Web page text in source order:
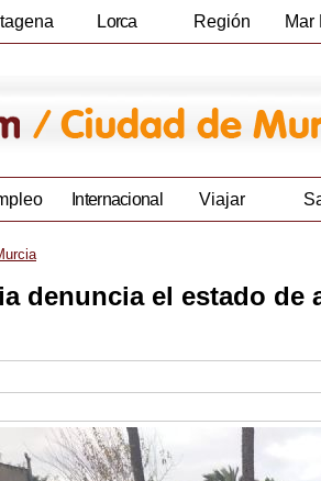
Lorca Región Mar
Internacional Viajar
denuncia el estado